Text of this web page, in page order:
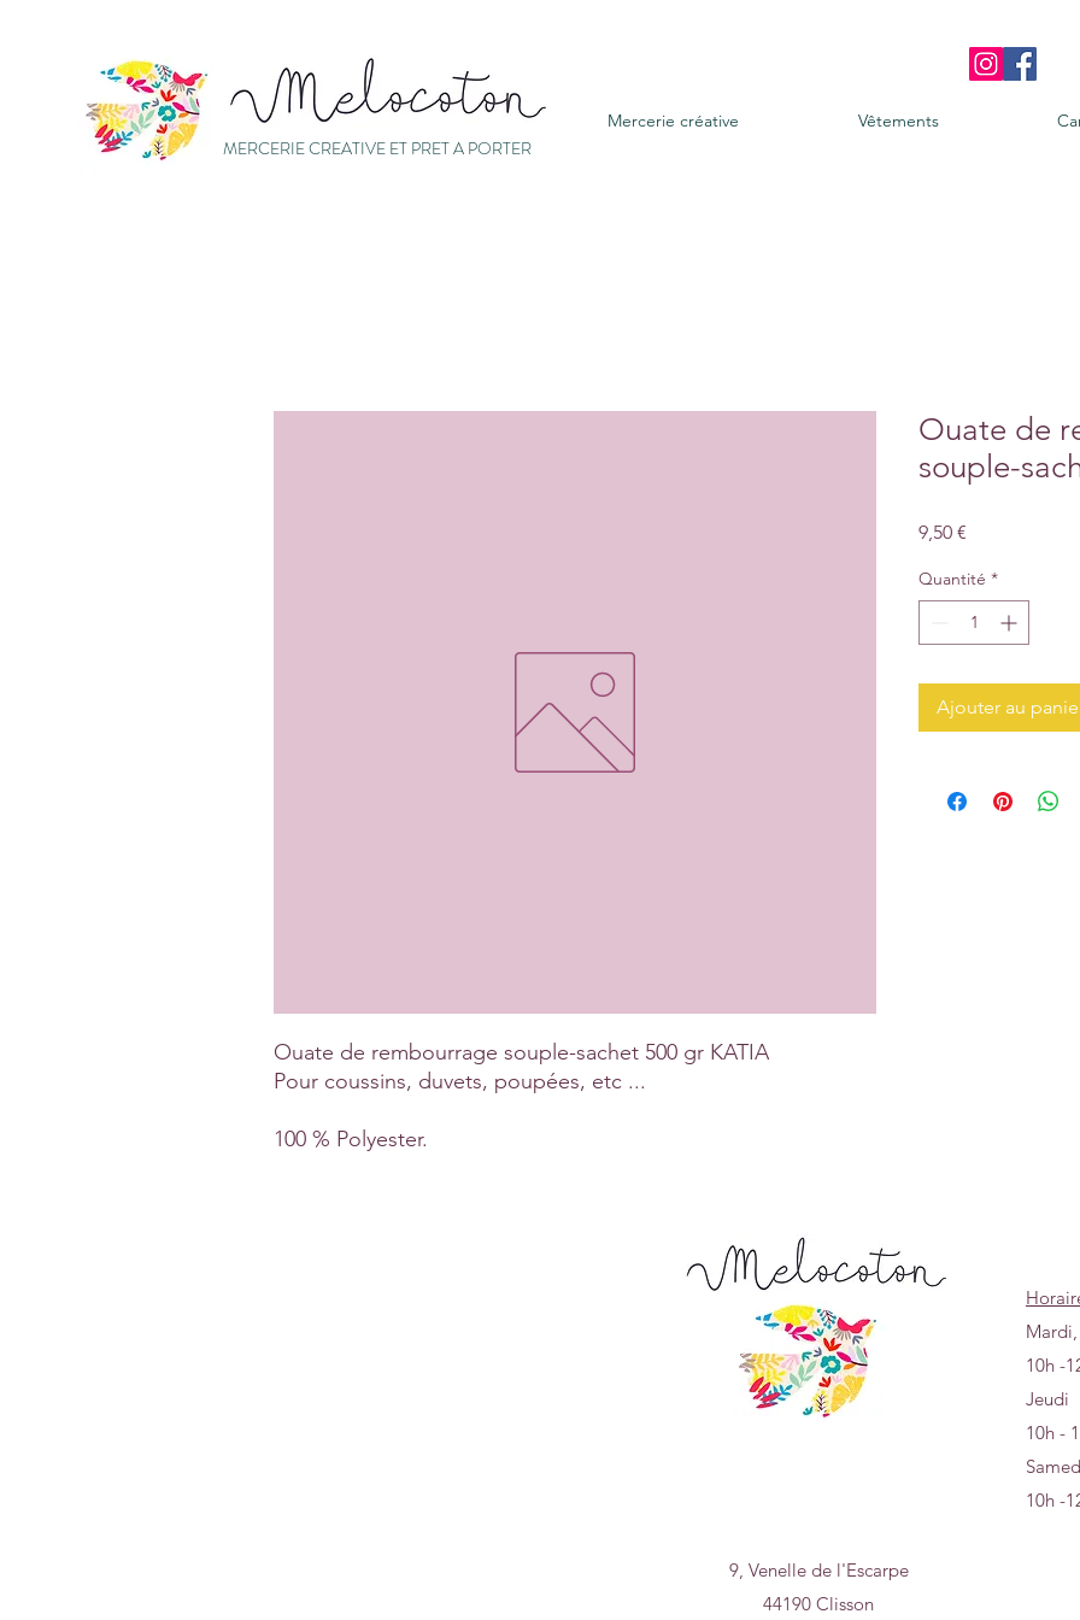
Mercerie créative Vêtements
MERCERIE CREATIVE ET PRET A PORTER
Ouate de rembourrage souple-sachet 500 gr KATIA
Pour coussins, duvets, poupées, etc ...
100 % Polyester.
Ouate de
souple-
9,50 €
Quantité *
Ajouter au
10h -
Jeudi
10h -
10h -
9, Venelle de l'Escarpe
44190 Clisson